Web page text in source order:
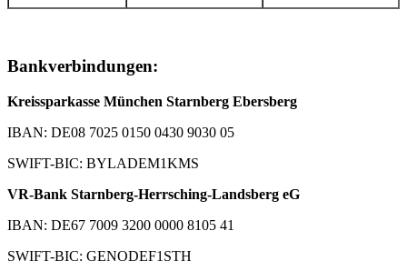
Bankverbindungen:
Kreissparkasse München Starnberg Ebersberg
IBAN: DE08 7025 0150 0430 9030 05
SWIFT-BIC: BYLADEM1KMS
VR-Bank Starnberg-Herrsching-Landsberg eG
IBAN: DE67 7009 3200 0000 8105 41
SWIFT-BIC: GENODEF1STH